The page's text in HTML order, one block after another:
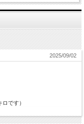
2025/09/02
です）